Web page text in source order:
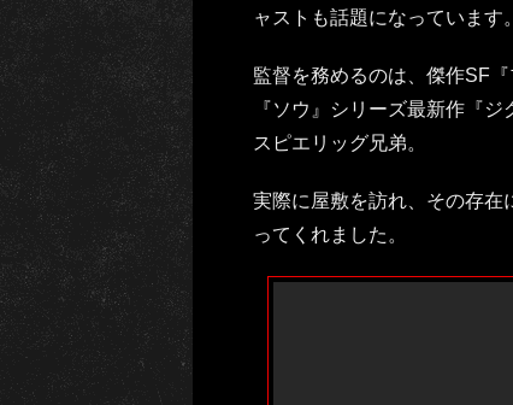
ャストも話題になっています。
監督を務めるのは、傑作SF
『ソウ』シリーズ最新作『
スピエリッグ兄弟。
実際に屋敷を訪れ、その存在
ってくれました。